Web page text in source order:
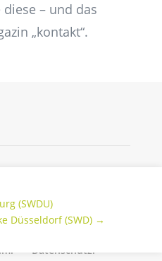
– und das
„kontakt“.
(SWDU)
Düsseldorf (SWD) →
Datenschutz.